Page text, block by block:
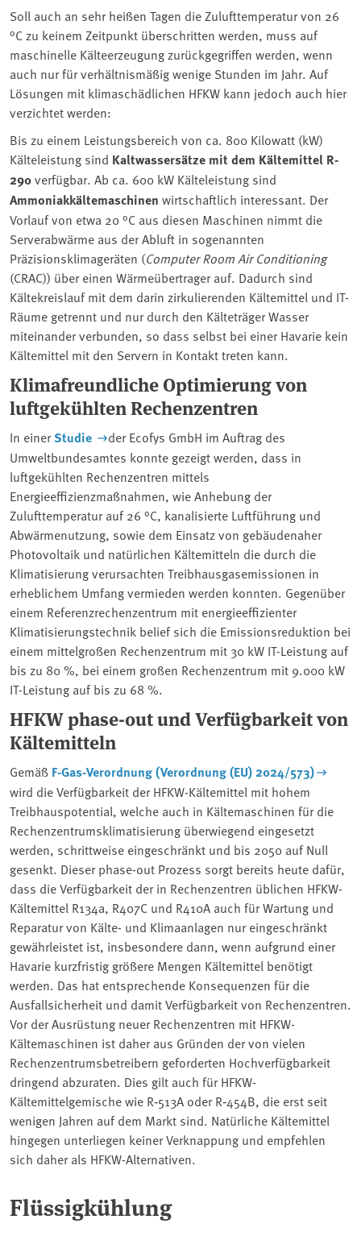
Soll auch an sehr heißen Tagen die Zulufttemperatur von 26
°C zu keinem Zeitpunkt überschritten werden, muss auf
maschinelle Kälteerzeugung zurückgegriffen werden, wenn
auch nur für verhältnismäßig wenige Stunden im Jahr. Auf
Lösungen mit klimaschädlichen HFKW kann jedoch auch hier
verzichtet werden:
Bis zu einem Leistungsbereich von ca. 800 Kilowatt (kW)
Kälteleistung sind Kaltwassersätze mit dem Kältemittel R-
290verfügbar. Ab ca. 600 kW Kälteleistung sind
Ammoniakkältemaschinen wirtschaftlich interessant. Der
Vorlauf von etwa 20 °C aus diesen Maschinen nimmt die
Serverabwärme aus der Abluft in sogenannten
Präzisionsklimageräten (Computer Room Air Conditioning
(CRAC)) über einen Wärmeübertrager auf. Dadurch sind
Kältekreislauf mit dem darin zirkulierenden Kältemittel und IT-
Räume getrennt und nur durch den Kälteträger Wasser
miteinander verbunden, so dass selbst bei einer Havarie kein
Kältemittel mit den Servern in Kontakt treten kann.
Klimafreundliche Optimierung von
luftgekühlten Rechenzentren
In einerStudie
der Ecofys GmbH im Auftrag des
Umweltbundesamtes konnte gezeigt werden, dass in
luftgekühlten Rechenzentren mittels
Energieeffizienzmaßnahmen, wie Anhebung der
Zulufttemperatur auf 26 °C, kanalisierte Luftführung und
Abwärmenutzung, sowie dem Einsatz von gebäudenaher
Photovoltaik und natürlichen Kältemitteln die durch die
Klimatisierung verursachten Treibhausgasemissionen in
erheblichem Umfang vermieden werden konnten. Gegenüber
einem Referenzrechenzentrum mit energieeffizienter
Klimatisierungstechnik belief sich die Emissionsreduktion bei
einem mittelgroßen Rechenzentrum mit 30 kW IT-Leistung auf
bis zu 80 %, bei einem großen Rechenzentrum mit 9.000 kW
IT-Leistung auf bis zu 68 %.
HFKW phase-out und Verfügbarkeit von
Kältemitteln
Gemäß F-Gas-Verordnung (Verordnung (EU) 2024/573)
wird die Verfügbarkeit der HFKW-Kältemittel mit hohem
Treibhauspotential, welche auch in Kältemaschinen für die
Rechenzentrumsklimatisierung überwiegend eingesetzt
werden, schrittweise eingeschränkt und bis 2050 auf Null
gesenkt. Dieser phase-out Prozess sorgt bereits heute dafür,
dass die Verfügbarkeit der in Rechenzentren üblichen HFKW-
Kältemittel R134a, R407C und R410A auch für Wartung und
Reparatur von Kälte- und Klimaanlagen nur eingeschränkt
gewährleistet ist, insbesondere dann, wenn aufgrund einer
Havarie kurzfristig größere Mengen Kältemittel benötigt
werden. Das hat entsprechende Konsequenzen für die
Ausfallsicherheit und damit Verfügbarkeit von Rechenzentren.
Vor der Ausrüstung neuer Rechenzentren mit HFKW-
Kältemaschinen ist daher aus Gründen der von vielen
Rechenzentrumsbetreibern geforderten Hochverfügbarkeit
dringend abzuraten. Dies gilt auch für HFKW-
Kältemittelgemische wie R‑513A oder R‑454B, die erst seit
wenigen Jahren auf dem Markt sind. Natürliche Kältemittel
hingegen unterliegen keiner Verknappung und empfehlen
sich daher als HFKW-Alternativen.
Flüssigkühlung